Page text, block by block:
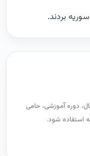
بردند.
دوره آموزشی، حامی
استفاده شود.